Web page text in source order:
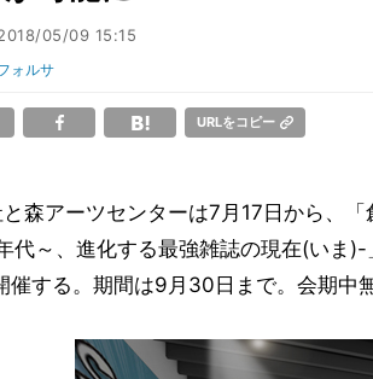
05/09 15:15
ォルサ
URLをコピー
森アーツセンターは7月17日から、
代～、進化する最強雑誌の現在(いま
催する。期間は9月30日まで。会期中無